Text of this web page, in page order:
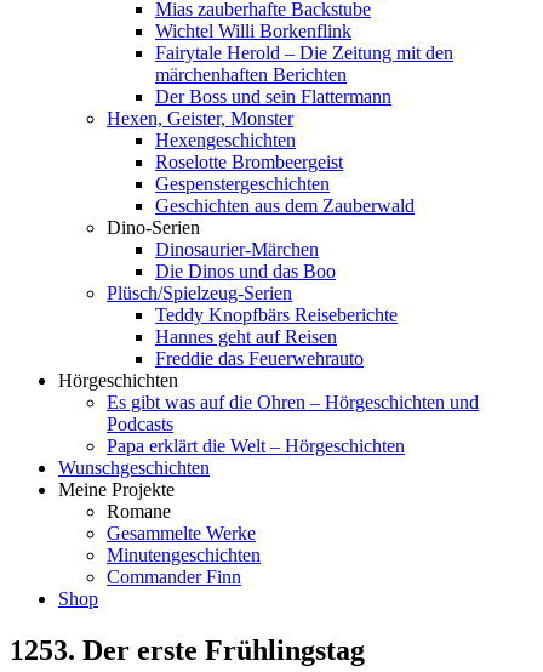
Mias zauberhafte Backstube
Wichtel Willi Borkenflink
Fairytale Herold – Die Zeitung mit den
märchenhaften Berichten
Der Boss und sein Flattermann
Hexen, Geister, Monster
Hexengeschichten
Roselotte Brombeergeist
Gespenstergeschichten
Geschichten aus dem Zauberwald
Dino-Serien
Dinosaurier-Märchen
Die Dinos und das Boo
Plüsch/Spielzeug-Serien
Teddy Knopfbärs Reiseberichte
Hannes geht auf Reisen
Freddie das Feuerwehrauto
Hörgeschichten
Es gibt was auf die Ohren – Hörgeschichten und
Podcasts
Papa erklärt die Welt – Hörgeschichten
Wunschgeschichten
Meine Projekte
Romane
Gesammelte Werke
Minutengeschichten
Commander Finn
Shop
1253. Der erste Frühlingstag